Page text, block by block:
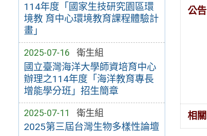
114年度「國家生技研究園區環
境教 育中心環境教育課程體驗計
畫」
2025-07-16 衛生組
國立臺灣海洋大學師資培育中心
辦理之114年度「海洋教育專長
增能學分班」招生簡章
2025-07-11 衛生組
2025第三屆台灣生物多樣性論壇
公
相